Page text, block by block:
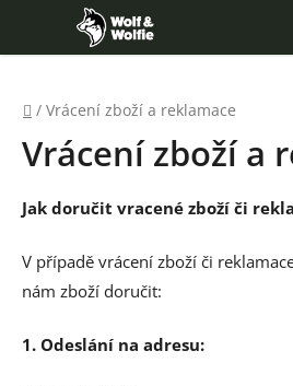
obsah
Domů
/ Vrácení zboží a reklamace
Vrácení zboží a
Jak doručit vracené zboží či
V případě vrácení zboží či
nám zboží doručit:
1. Odeslání na adresu: